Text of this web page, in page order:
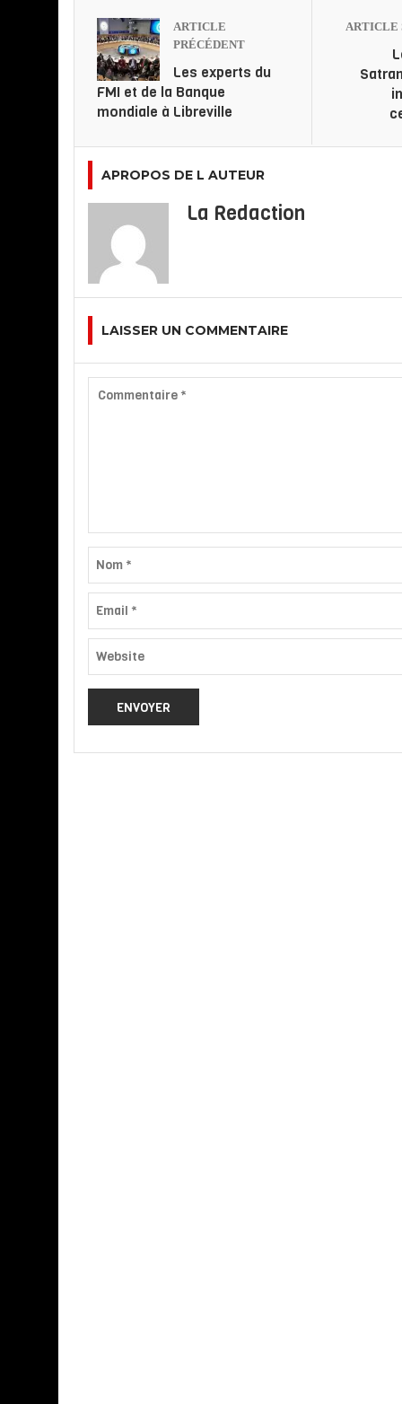
ARTICLE
PRÉCÉDENT
Les experts du
FMI et de la Banque
mondiale à Libreville
ARTICLE
APROPOS DE L AUTEUR
La Redaction
LAISSER UN COMMENTAIRE